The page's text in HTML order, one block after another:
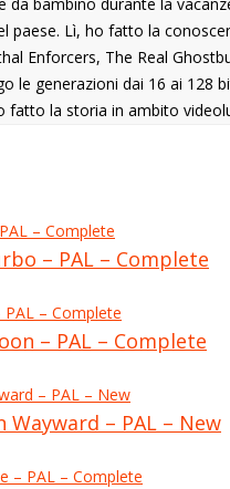
paese. Lì, ho fatto la
Enforcers, The Real
le generazioni dai 16 ai 128
fatto la storia in ambito
– PAL – Complete
– PAL – Complete
Wayward – PAL – New